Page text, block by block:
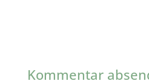
Kommentar